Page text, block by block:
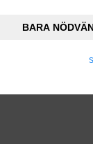
BARA
att